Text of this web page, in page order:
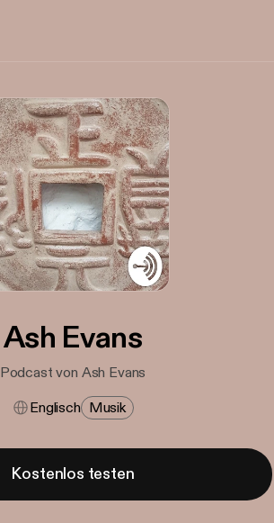
Ash Evans
Podcast von Ash Evans
Englisch Musik
Kostenlos testen